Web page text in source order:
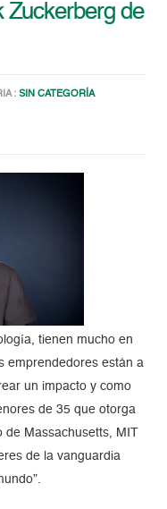
Zuckerberg de
:SIN CATEGORÍA
tienen mucho en
emprendedores están a
un impacto y como
de 35 que otorga
Massachusetts, MIT
de la vanguardia